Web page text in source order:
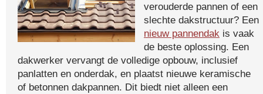
verouderde pannen of een
slechte dakstructuur? Een
nieuw pannendak is vaak
de beste oplossing. Een
dakwerker vervangt de volledige opbouw, inclusief
panlatten en onderdak, en plaatst nieuwe keramische
of betonnen dakpannen. Dit biedt niet alleen een